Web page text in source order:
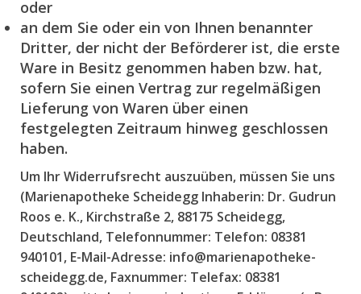
oder
an dem Sie oder ein von Ihnen benannter
Dritter, der nicht der Beförderer ist, die erste
Ware in Besitz genommen haben bzw. hat,
sofern Sie einen Vertrag zur regelmäßigen
Lieferung von Waren über einen
festgelegten Zeitraum hinweg geschlossen
haben.
Um Ihr Widerrufsrecht auszuüben, müssen Sie uns
(Marienapotheke Scheidegg Inhaberin: Dr. Gudrun
Roos e. K., Kirchstraße 2, 88175 Scheidegg,
Deutschland, Telefonnummer: Telefon: 08381
940101, E-Mail-Adresse: info@marienapotheke-
scheidegg.de, Faxnummer: Telefax: 08381